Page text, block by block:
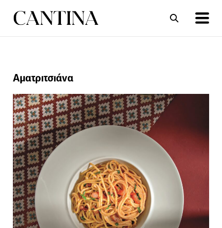
ΣΥΝΤΑΓΕΣ
Αματριτσιάνα